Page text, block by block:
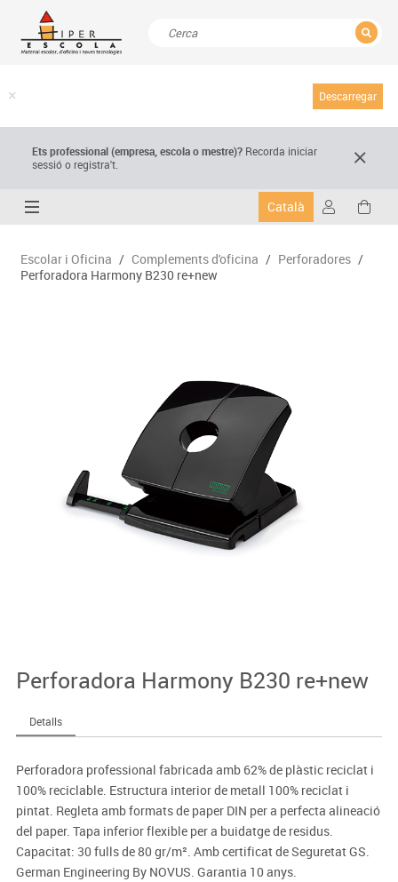
Descarregar
Ets professional (empresa,escola o mestre)? Recorda iniciar
sessió o registra't.
Català
Escolar i Oficina / Complements d'oficina / Perforadores /
Perforadora Harmony B230 re+new
Perforadora Harmony B230 re+new
Detalls
Perforadora professional fabricada amb 62% de plàstic reciclat i
100% reciclable. Estructura interior de metall 100% reciclat i
pintat. Regleta amb formats de paper DIN per a perfecta alineació
del paper. Tapa inferior flexible per a buidatge de residus.
Capacitat: 30 fulls de 80 gr/m². Amb certificat de Seguretat GS.
German Engineering By NOVUS. Garantia 10 anys.